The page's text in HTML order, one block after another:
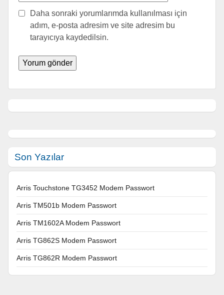
Daha sonraki yorumlarımda kullanılması için
adım, e-posta adresim ve site adresim bu
tarayıcıya kaydedilsin.
Son Yazılar
Arris Touchstone TG3452 Modem Passwort
Arris TM501b Modem Passwort
Arris TM1602A Modem Passwort
Arris TG862S Modem Passwort
Arris TG862R Modem Passwort